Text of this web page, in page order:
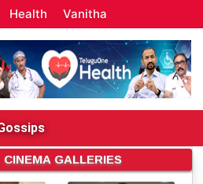
Health Vanitha
CINEMA GALLERIES